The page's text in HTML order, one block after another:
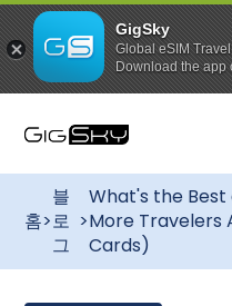
GigSky
Global eSIM
Download the app
홈>
블
로
그
>
What's the Best
More Travelers
Cards)